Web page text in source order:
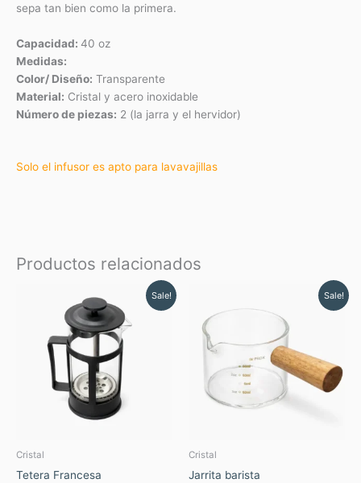
sepa tan bien como la primera.
Capacidad: 40 oz
Medidas:
Color/ Diseño: Transparente
Material: Cristal y acero inoxidable
Número de piezas: 2 (la jarra y el hervidor)
Solo el infusor es apto para lavavajillas
Productos relacionados
Sale!
Cristal
Tetera Francesa
price
was:
$ 12.50.
price
is:
$ 11.25.
Sale!
Cristal
Jarrita barista
was: